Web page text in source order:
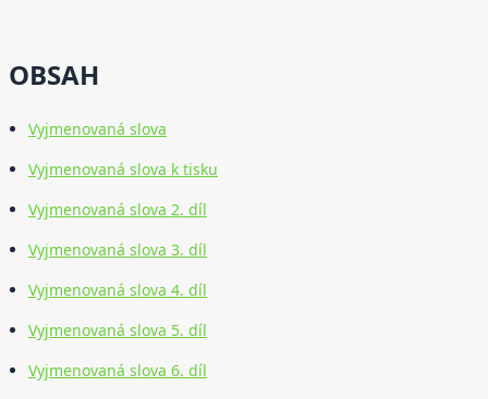
OBSAH
Vyjmenovaná slova
Vyjmenovaná slova k tisku
Vyjmenovaná slova 2. díl
Vyjmenovaná slova 3. díl
Vyjmenovaná slova 4. díl
Vyjmenovaná slova 5. díl
Vyjmenovaná slova 6. díl